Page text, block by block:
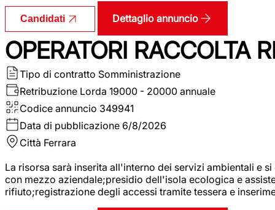
Candidati Dettaglio annuncio
OPERATORI RACCOLTA
Tipo di contratto Somministrazione
Retribuzione Lorda 19000 - 20000 annuale
Codice annuncio 349941
Data di pubblicazione 6/8/2026
Città Ferrara
La risorsa sarà inserita all'interno dei servizi ambientali e
con mezzo aziendale;presidio dell'isola ecologica e
rifiuto;registrazione degli accessi tramite tessera e